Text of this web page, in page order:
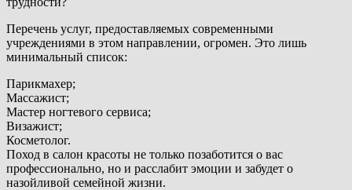
Перечень услуг, предоставляемых современными
учреждениями в этом направлении, огромен. Это лишь
минимальный список:
Парикмахер;
Массажист;
Мастер ногтевого сервиса;
Визажист;
Косметолог.
Поход в салон красоты не только позаботится о вас
профессионально, но и расслабит эмоции и забудет о
назойливой семейной жизни.